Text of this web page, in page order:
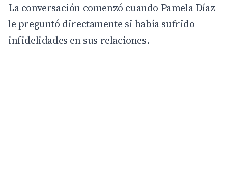
La conversación comenzó cuando Pamela Díaz
le preguntó directamente si había sufrido
infidelidades en sus relaciones.